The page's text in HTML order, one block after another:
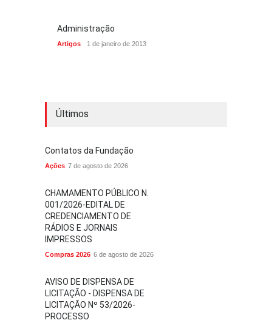
Administração
Artigos 1 de janeiro de 2013
Últimos
Contatos da Fundação
Ações 7 de agosto de 2026
CHAMAMENTO PÚBLICO N.
001/2026-EDITAL DE
CREDENCIAMENTO DE
RÁDIOS E JORNAIS
IMPRESSOS
Compras 2026 6 de agosto de 2026
AVISO DE DISPENSA DE
LICITAÇÃO - DISPENSA DE
LICITAÇÃO Nº 53/2026-
PROCESSO